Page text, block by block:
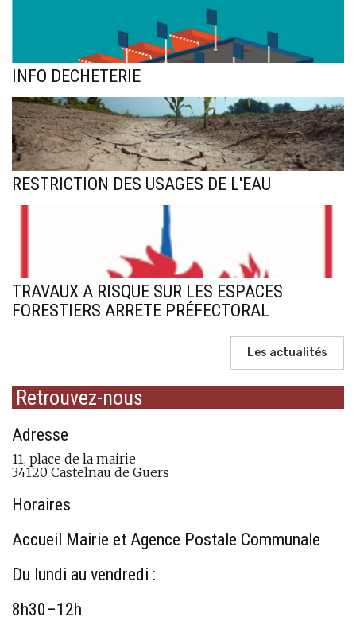
INFO DECHETERIE
RESTRICTION DES USAGES DE L'EAU
TRAVAUX A RISQUE SUR LES ESPACES
FORESTIERS ARRETE PRÉFECTORAL
Les actualités
Retrouvez-nous
Adresse
11, place de la mairie
34120 Castelnau de Guers
Horaires
Accueil Mairie et Agence Postale Communale
Du lundi au vendredi :
8h30–12h